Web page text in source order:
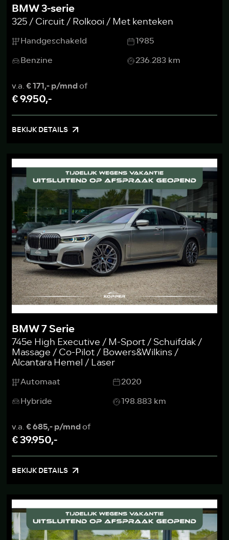
BMW 3-serie
325 / Circuit / Rolkooi / Met kenteken
Handgeschakeld
1985
Benzine
236.283 km
v.a.€ 171,- p/mndof
€ 9.950,-
BEKIJK DETAILS
BMW 7 Serie
745e High Executive / M-Sport / Schuifdak /
Massage / Co-Pilot / Bowers&Wilkins /
Alcantara Hemel / Laser
Automaat
2020
Hybride
198.883 km
v.a.€ 685,- p/mndof
€ 39.950,-
BEKIJK DETAILS